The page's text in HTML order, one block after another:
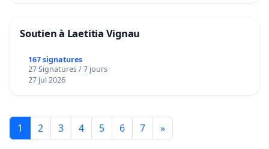
Soutien à Laetitia Vignau
167 signatures
27 Signatures / 7 jours
27 Jul 2026
1 2 3 4 5 6 7 »